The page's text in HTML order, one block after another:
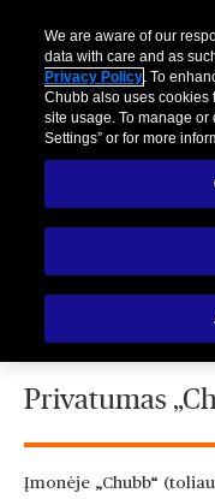
„CHUBB“
POLITIKA
Privatumas
Įmonėje „Chubb“
We are aware of our
data with care and as
Privacy Policy. To
Chubb also uses cookies
site usage. To manage
Settings” or for more